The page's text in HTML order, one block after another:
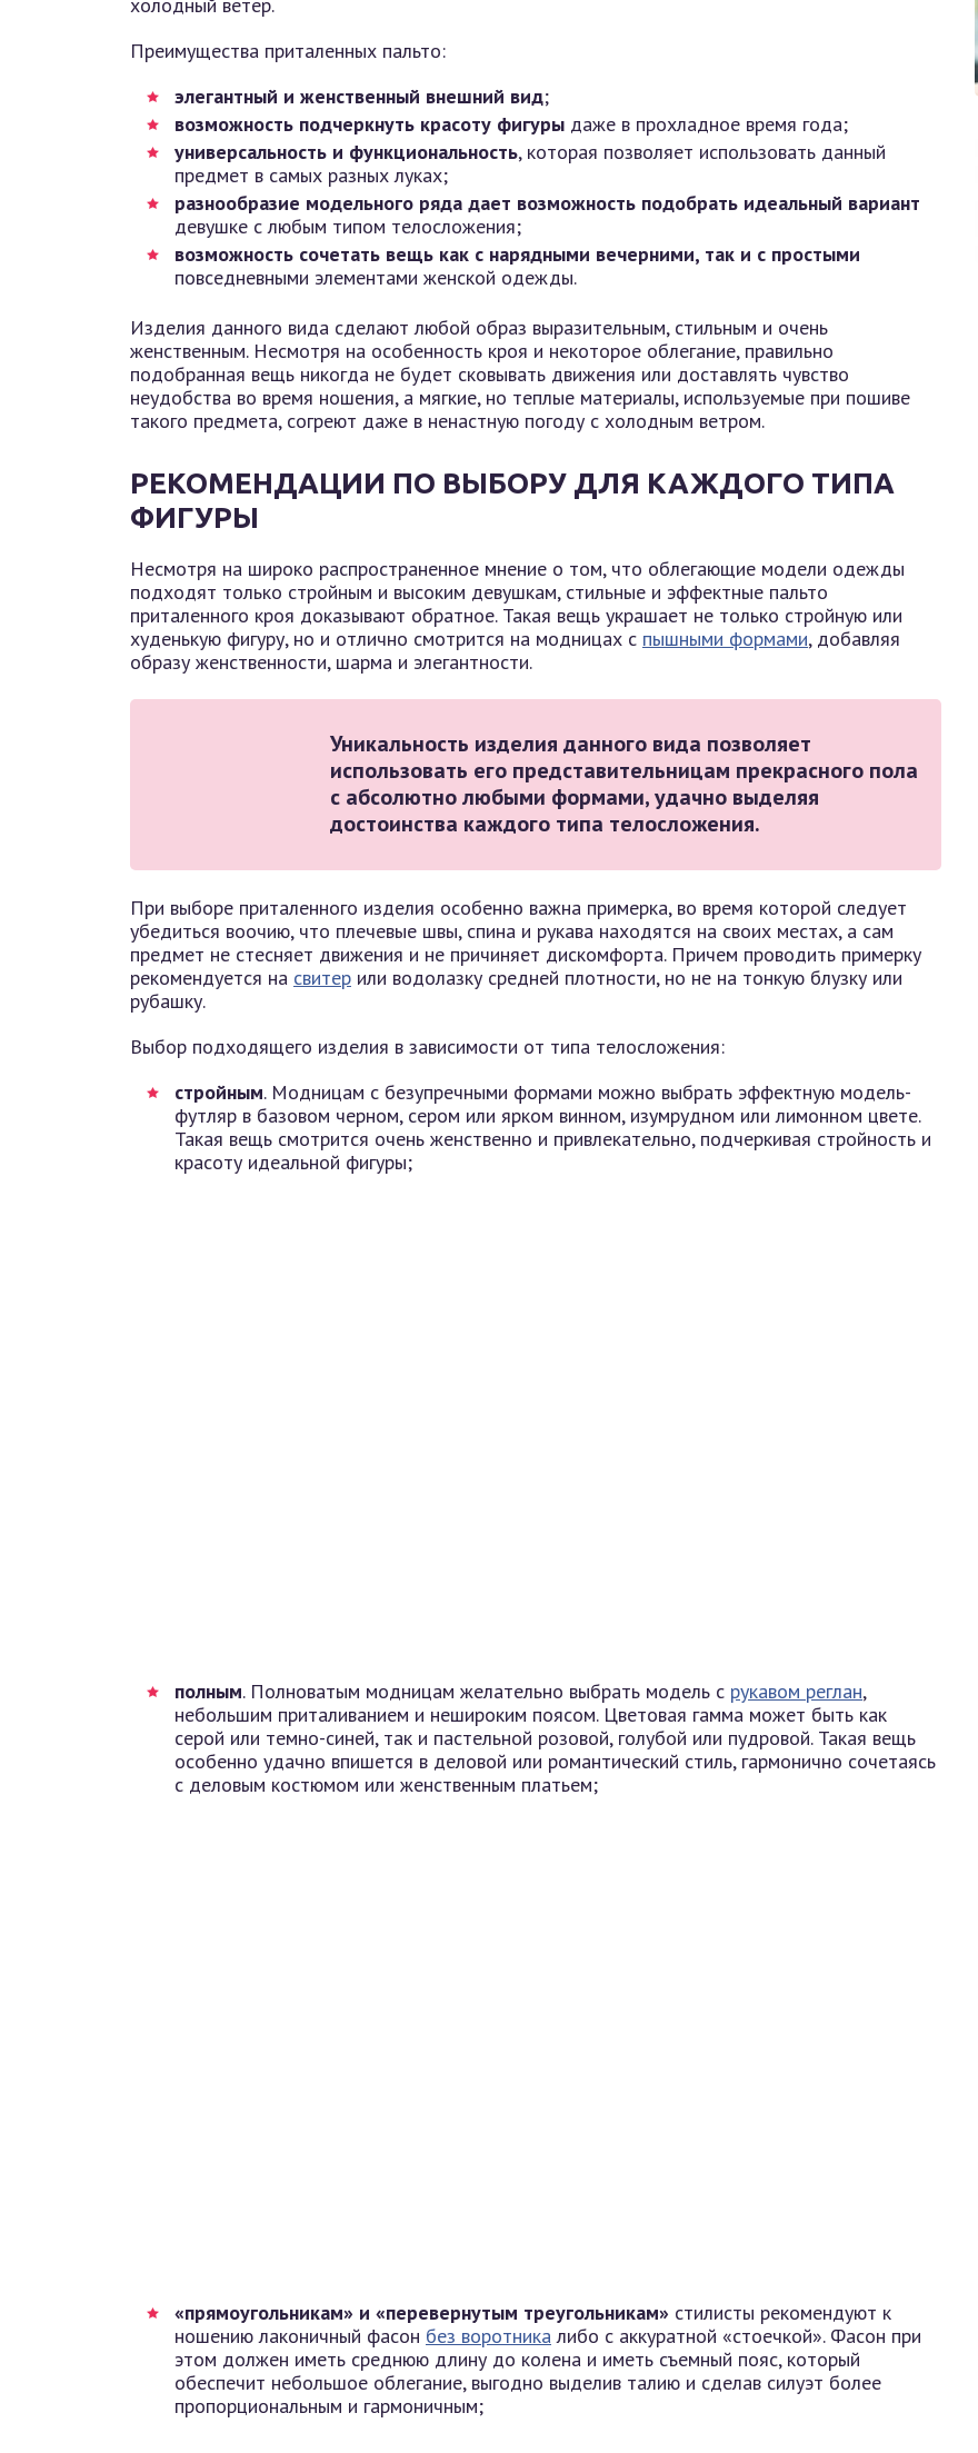
Преимущества приталенных пальто:
элегантный и женственный внешний вид;
возможность подчеркнуть красоту фигуры даже в прохладное время года;
универсальность и функциональность, которая позволяет использовать данный
предмет в самых разных луках;
разнообразие модельного ряда дает возможность подобрать идеальный вариант
девушке с любым типом телосложения;
возможность сочетать вещь как с нарядными вечерними, так и с простыми
повседневными элементами женской одежды.
Изделия данного вида сделают любой образ выразительным, стильным и очень
женственным. Несмотря на особенность кроя и некоторое облегание, правильно
подобранная вещь никогда не будет сковывать движения или доставлять чувство
неудобства во время ношения, а мягкие, но теплые материалы, используемые при пошиве
такого предмета, согреют даже в ненастную погоду с холодным ветром.
РЕКОМЕНДАЦИИ ПО ВЫБОРУ ДЛЯ КАЖДОГО ТИПА
ФИГУРЫ
Несмотря на широко распространенное мнение о том, что облегающие модели одежды
подходят только стройным и высоким девушкам, стильные и эффектные пальто
приталенного кроя доказывают обратное. Такая вещь украшает не только стройную или
худенькую фигуру, но и отлично смотрится на модницах с пышными формами, добавляя
образу женственности, шарма и элегантности.
Уникальность изделия данного вида позволяет
использовать его представительницам прекрасного пола
с абсолютно любыми формами, удачно выделяя
достоинства каждого типа телосложения.
При выборе приталенного изделия особенно важна примерка, во время которой следует
убедиться воочию, что плечевые швы, спина и рукава находятся на своих местах, а сам
предмет не стесняет движения и не причиняет дискомфорта. Причем проводить примерку
рекомендуется на свитер или водолазку средней плотности, но не на тонкую блузку или
рубашку.
Выбор подходящего изделия в зависимости от типа телосложения:
стройным. Модницам с безупречными формами можно выбрать эффектную модель-
футляр в базовом черном, сером или ярком винном, изумрудном или лимонном цвете.
Такая вещь смотрится очень женственно и привлекательно, подчеркивая стройность и
красоту идеальной фигуры;
полным. Полноватым модницам желательно выбрать модель с рукавом реглан,
небольшим приталиванием и нешироким поясом. Цветовая гамма может быть как
серой или темно-синей, так и пастельной розовой, голубой или пудровой. Такая вещь
особенно удачно впишется в деловой или романтический стиль, гармонично сочетаясь
с деловым костюмом или женственным платьем;
«прямоугольникам» и «перевернутым треугольникам» стилисты рекомендуют к
ношению лаконичный фасон без воротника либо с аккуратной «стоечкой». Фасон при
этом должен иметь среднюю длину до колена и иметь съемный пояс, который
обеспечит небольшое облегание, выгодно выделив талию и сделав силуэт более
пропорциональным и гармоничным;